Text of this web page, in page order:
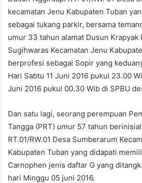
kecamatan Jenu Kabupaten Tuban
sebagai tukang parkir, bersama
umur 33 tahun alamat Dusun Krapyak
Sugihwaras Kecamatan Jenu
berprofesi sebagai Sopir yang
Hari Sabtu 11 Juni 2016 pukul 23.00
Juni 2016 pukul 00.30 Wib di SPBU
Dan satu lagi, seorang perempuan
Tangga (PRT) umur 57 tahun
RT.01/RW.01 Desa Sumberarum
Kabupaten Tuban yang didapati
Carnophen jenis daftar G yang
hari Minggu 05 juni 2016.